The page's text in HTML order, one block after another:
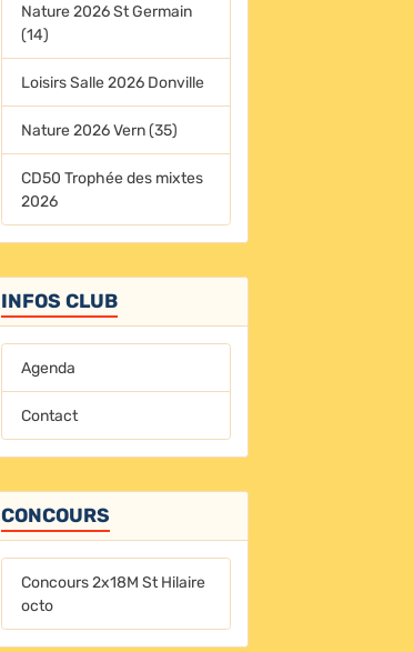
Nature 2026 St Germain
(14)
Loisirs Salle 2026 Donville
Nature 2026 Vern (35)
CD50 Trophée des mixtes
2026
INFOS CLUB
Agenda
Contact
CONCOURS
Concours 2x18M St Hilaire
octo